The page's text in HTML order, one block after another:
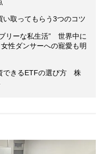
取ってもらう3つのコツ
リーな私生活” 世界中に
性ダンサーへの寵愛も明
できるETFの選び方 株